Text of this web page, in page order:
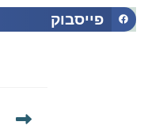
פייסבוק